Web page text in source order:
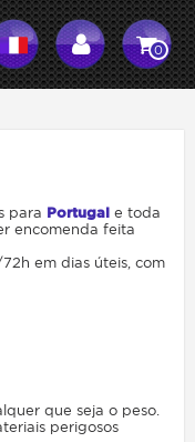
0
para Portugal e toda
encomenda feita
em dias úteis, com
que seja o peso.
perigosos